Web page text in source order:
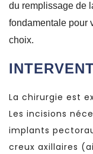
du remplissage de
fondamentale pour
choix.
La chirurgie est
Les incisions
implants
creux axillaires